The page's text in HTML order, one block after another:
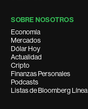
SOBRE NOSOTROS
Economía
Mercados
Dólar Hoy
Actualidad
Cripto
Finanzas Personales
Podcasts
Listas de Bloomberg Línea